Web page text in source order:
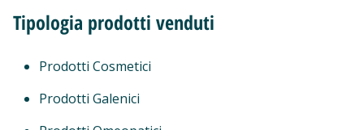
Tipologia prodotti venduti
Prodotti Cosmetici
Prodotti Galenici